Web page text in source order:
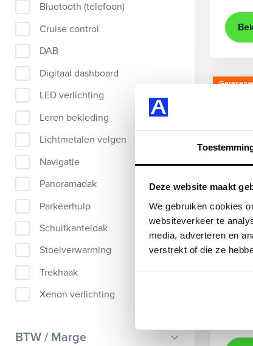
Deze website maakt
We gebruiken cookies
websiteverkeer te
media, adverteren en
verstrekt of die ze
Bluetooth (telefoon)
Cruise control
DAB
Digitaal dashboard
LED verlichting
Leren bekleding
Lichtmetalen velgen
Navigatie
Panoramadak
Parkeerhulp
Schuifkanteldak
Stoelverwarming
Trekhaak
Xenon verlichting
BTW / Marge